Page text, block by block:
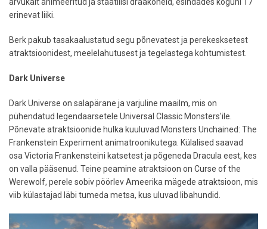
erinevat liiki.
Berk pakub tasakaalustatud segu põnevatest ja perekesksetest
atraktsioonidest, meelelahutusest ja tegelastega kohtumistest.
Dark Universe
Dark Universe on salapärane ja varjuline maailm, mis on
pühendatud legendaarsetele Universal Classic Monsters'ile.
Põnevate atraktsioonide hulka kuuluvad Monsters Unchained: The
Frankenstein Experiment animatroonikutega. Külalised saavad
osa Victoria Frankensteini katsetest ja põgeneda Dracula eest, kes
on valla pääsenud. Teine peamine atraktsioon on Curse of the
Werewolf, perele sobiv pöörlev Ameerika mägede atraktsioon, mis
viib külastajad läbi tumeda metsa, kus uluvad libahundid.